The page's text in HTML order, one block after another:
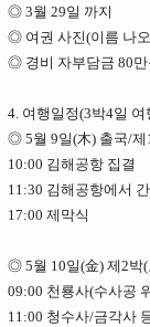
◎ 3월 29일 까지
◎ 여권 사진(이름 나
◎ 경비 자부담금 80만
4. 여행일정(3박4일
◎ 5월 9일(木) 출국/제
10:00 김해공항 집결
11:30 김해공항에서
17:00 제막식
◎ 5월 10일(金) 제2박
09:00 천룡사(수사공
11:00 청수사/금각사